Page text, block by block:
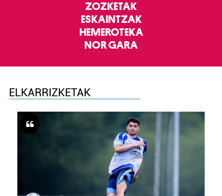
ZOZKETAK
ESKAINTZAK
HEMEROTEKA
NOR GARA
ELKARRIZKETAK